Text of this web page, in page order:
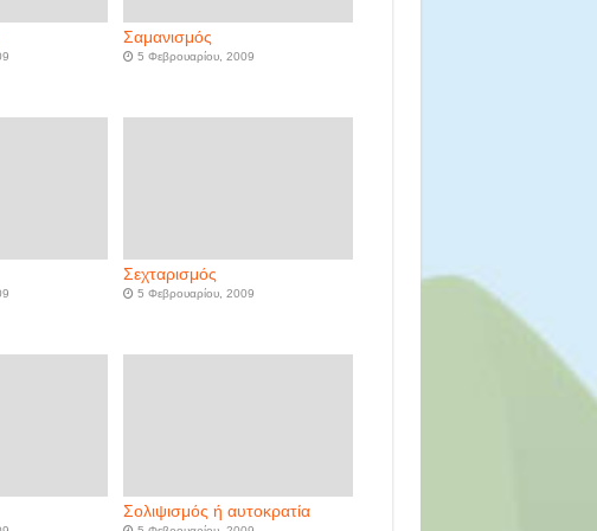
Σαμανισμός
5 Φεβρουαρίου, 2009
Σεχταρισμός
5 Φεβρουαρίου, 2009
Σολιψισμός ή αυτοκρατία